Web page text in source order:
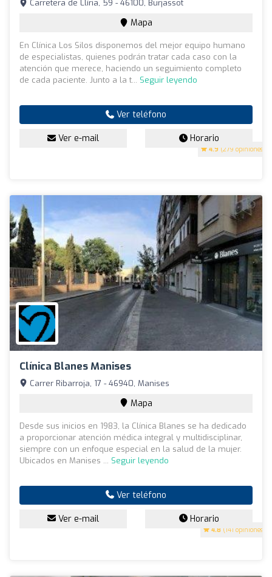
4.9 (279 opiniones)
Carretera de Llíria, 59 - 46100, Burjassot
Mapa
En Clínica Los Silos disponemos del mejor equipo humano
de especialistas, quienes podrán tratar cada caso con la
atención que merece, haciendo un seguimiento completo
de cada paciente. Junto a la t... Seguir leyendo
Ver teléfono
Ver e-mail Horario
Clínica Blanes Manises
4.8 (141 opiniones)
Carrer Ribarroja, 17 - 46940, Manises
Mapa
Desde sus inicios en 1983, la Clínica Blanes se ha dedicado
a proporcionar atención médica integral y multidisciplinar,
siempre con un enfoque especial en la salud de la mujer.
Ubicados en Manises ... Seguir leyendo
Ver teléfono
Ver e-mail Horario